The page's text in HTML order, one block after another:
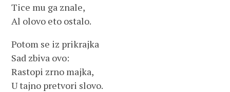
Tice mu ga znale,
Al olovo eto ostalo.
Potom se iz prikrajka
Sad zbiva ovo:
Rastopi zrno majka,
U tajno pretvori slovo.